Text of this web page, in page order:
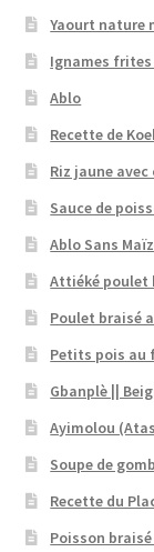
Yaourt nature
Ignames
Ablo
Recette de
Riz jaune
Sauce de
Ablo Sans
Attiéké poulet
Poulet braisé
Petits pois au
Gbanplè ||
Ayimolou
Soupe de
Recette du
Poisson